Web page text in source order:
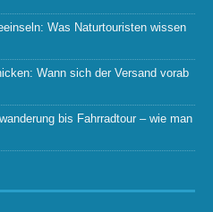
Was Naturtouristen wissen
Wann sich der Versand vorab
bis Fahrradtour – wie man